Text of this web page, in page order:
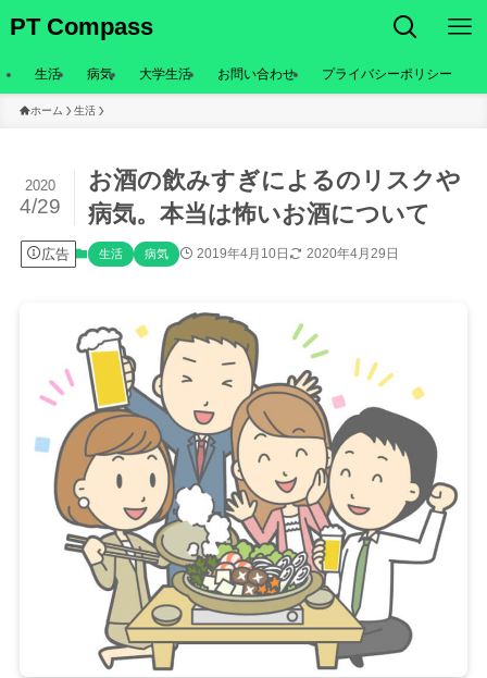
PT Compass
生活 病気 大学生活 お問い合わせ プライバシーポリシー
ホーム 生活
お酒の飲みすぎによるのリスクや
病気。本当は怖いお酒について
2020
4/29
広告 生活 病気 2019年4月10日 2020年4月29日